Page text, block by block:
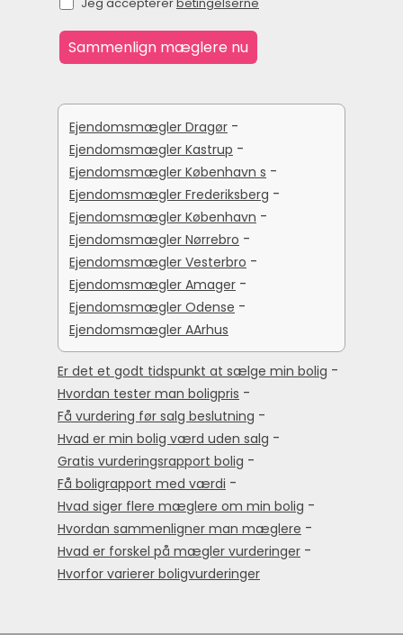
Ejendomsmægler Dragør -
Ejendomsmægler Kastrup -
Ejendomsmægler København s -
Ejendomsmægler Frederiksberg -
Ejendomsmægler København -
Ejendomsmægler Nørrebro -
Ejendomsmægler Vesterbro -
Ejendomsmægler Amager -
Ejendomsmægler Odense -
Ejendomsmægler AArhus
Er det et godt tidspunkt at sælge min bolig -
Hvordan tester man boligpris -
Få vurdering før salg beslutning -
Hvad er min bolig værd uden salg -
Gratis vurderingsrapport bolig -
Få boligrapport med værdi -
Hvad siger flere mæglere om min bolig -
Hvordan sammenligner man mæglere -
Hvad er forskel på mægler vurderinger -
Hvorfor varierer boligvurderinger